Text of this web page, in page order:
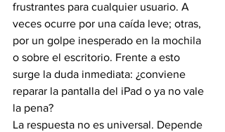
frustrantes para cualquier usuario. A
veces ocurre por una caída leve; otras,
por un golpe inesperado en la mochila
o sobre el escritorio. Frente a esto
surge la duda inmediata: ¿conviene
reparar la pantalla del iPad o ya no vale
la pena?
La respuesta no es universal. Depende